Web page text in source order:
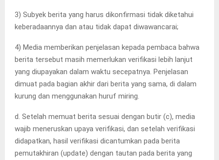
3) Subyek berita yang harus dikonfirmasi tidak diketahui
keberadaannya dan atau tidak dapat diwawancarai;
4) Media memberikan penjelasan kepada pembaca bahwa
berita tersebut masih memerlukan verifikasi lebih lanjut
yang diupayakan dalam waktu secepatnya. Penjelasan
dimuat pada bagian akhir dari berita yang sama, di dalam
kurung dan menggunakan huruf miring.
d. Setelah memuat berita sesuai dengan butir (c), media
wajib meneruskan upaya verifikasi, dan setelah verifikasi
didapatkan, hasil verifikasi dicantumkan pada berita
pemutakhiran (update) dengan tautan pada berita yang